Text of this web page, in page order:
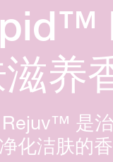
养
是治
化洁肤的